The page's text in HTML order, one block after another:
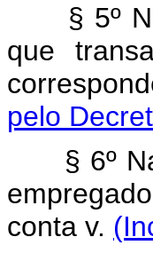
§ 5º
que
pelo
§ 6º
conta v.